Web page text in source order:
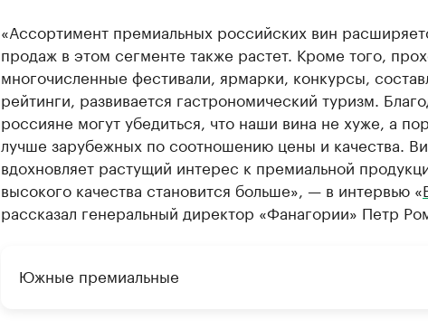
«Ассортимент премиальных российских вин
продаж в этом сегменте также растет. Кроме того,
многочисленные фестивали, ярмарки, конкурсы,
рейтинги, развивается гастрономический туризм.
россияне могут убедиться, что наши вина не хуже, а
лучше зарубежных по соотношению цены и качества.
вдохновляет растущий интерес к премиальной
высокого качества становится больше», — в интервью «
рассказал генеральный директор «Фанагории» Петр
Южные премиальные